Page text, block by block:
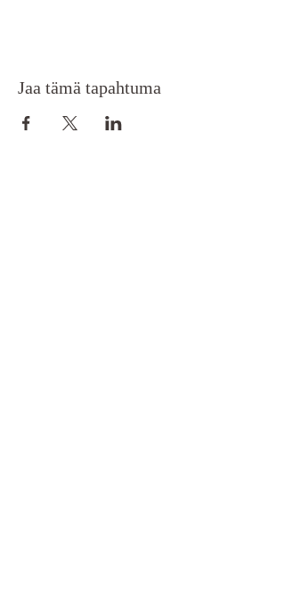
Jaa tämä tapahtuma